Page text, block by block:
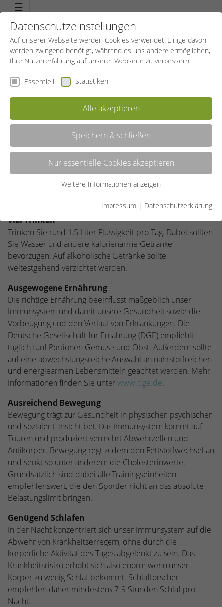
☰
TIPPS ZUR STÄRKUNG DES IMMUNSYSTEMS
05.01.2021
SportBildungswerk Allgemein
Täglich begegnen wir einer Vielzahl von Erregern,
doch nicht jeder Kontakt führt automatisch zu
Krankheit. Häufig wird die körpereigene Abwehr
mit den Angreifern allein fertig. Zur Stärkung des
Immunsystems gibt es einige Tipps, die sich leicht in
Viel Trinken
Trinken Sie rund 1,5 Liter Flüssigkeit pro Tag. Dabei sollten
Sie Wasser und andere kalorienarme Getränke
bevorzugen. Auf alkoholische Getränke sollte
weitestgehend verzichtet werden.
Ausgewogene Ernährung
Die richtige Ernährung beeinflusst maßgeblich unser
Immunsystem und damit unsere Gesundheit sowie die
Vorbeugung und den Verlauf von Erkrankungen. Die
Deutsche Gesellschaft für Ernährung (DGE) empfiehlt
täglich fünf Portionen Gemüse und Obst. Außerdem sollte
auf eine abwechslungsreiche Auswahl an nährstoffreichen
und energiearmen Lebensmitteln geachtet werden. Mehr
Informationen finden Sie unterwww.dge.de.
Ausreichend Bewegung
Bewegung trägt zur Gesundheit in physischer, psychischer
und sozialer Hinsicht bei. Das Immunsystem kommt auf
Touren und produziert vermehrt Abwehrzellen und
Antikörper. Bewegung regt zudem den Fettstoffwechsel an
und senkt so unter anderem die Cholesterinwerte.
Grundsätzlich sind dabei alle Trainingseinheiten
empfehlenswert, die den Sportler nicht an das absolute
Belastungslimit bringen.
Genügend Schlafen
In der Nacht konzentriert sich unser Immunsystem auf die
Abwehr von Krankheitserregern, ohne durch die
körperliche Aktivität des Tages abgelenkt zu sein. Das
Krankheitsrisiko erhöht sich also enorm wenn unser
Körper zu wenig Schlaf bekommt. Schlafforscher
empfehlen daher mindestens 7-9 Stunden Schlaf pro
Nacht.
Datenschutzeinstellungen
Auf unserer Webseite werden Cookies verwendet. Einige davon
werden zwingend benötigt, während es uns andere ermöglichen,
Ihre Nutzererfahrung auf unserer Webseite zu verbessern.
Essentiell Statistiken
Alle akzeptieren
Speichern & schließen
Nur essentielle Cookies akzeptieren
Essentielle Cookies werden für grundlegende Funktionen der
Webseite einwandfrei funktioniert.
Name cookie_optin
Anbieter TYPO3
Laufzeit 1 Jahr
Zweck
Enthält die gewählten Cookie-
Einstellungen.
Name SBW_user
Anbieter TYPO3
Zweck
Dieses Cookie ist ein Standard-Session-
Cookie von TYPO3. Es speichert im Falle
eines Benutzer-Logins die Session-ID. So
kann der eingeloggte Benutzer
wiedererkannt werden und es wird ihm
Zugang zu geschützten Bereichen gewährt.
Cookie-Informationen anzeigen
Statistiken
Diese Gruppe beinhaltet alle Skripte für analytisches Tracking
und zugehörige Cookies. Es hilft uns die Nutzererfahrung der
Website zu verbessern.
Name _ga
Anbieter Google Analytics
Laufzeit 2 Jahre
Zweck
Dieses Cookie wird von Google Analytics
installiert. Das Cookie wird verwendet, um
Besucher-, Sitzungs- und Kampagnendaten
zu berechnen und die Nutzung der
Website für den Analysebericht der
Website zu verfolgen. Die Cookies
speichern Informationen anonym und
weisen eine randoly generierte Nummer
zu, um eindeutige Besucher zu
identifizieren.
Name _gid
Anbieter Google Analytics
Laufzeit 1 Tag
Dieses Cookie wird von Google Analytics
installiert. Das Cookie wird verwendet, um
Cookie-Informationen anzeigen
Weitere Informationen anzeigen
Impressum | Datenschutzerklärung